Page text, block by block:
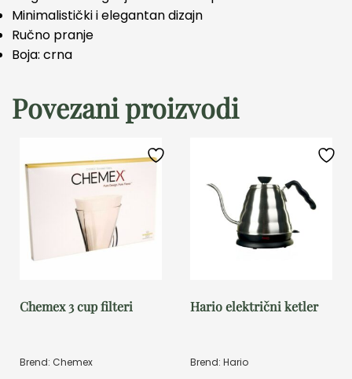
Minimalistički i elegantan dizajn
Ručno pranje
Boja: crna
Povezani proizvodi
Chemex 3 cup filteri
Brend: Chemex
Hario električni ketler
Brend: Hario